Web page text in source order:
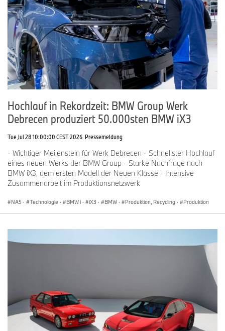
Hochlauf in Rekordzeit: BMW Group Werk
Debrecen produziert 50.000sten BMW iX3
Tue Jul 28 10:00:00 CEST 2026 Pressemeldung
- Wichtiger Meilenstein für Werk Debrecen - Schnellster Hochlauf
eines neuen Werks der BMW Group - Starke Nachfrage nach
BMW iX3, dem ersten Modell der Neuen Klasse - Intensive
Zusammenarbeit im Produktionsnetzwerk
NA5 · Technologie · BMW i · iX3 · BMW · Produktion, Recycling · Produktion